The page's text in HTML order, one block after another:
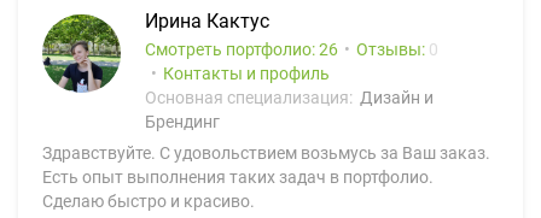
Ирина Кактус
Смотреть портфолио: 26 Отзывы: 0
Контакты и профиль
Основная специализация: Дизайн и
Брендинг
Здравствуйте. С удовольствием возьмусь за Ваш заказ.
Есть опыт выполнения таких задач в портфолио.
Сделаю быстро и красиво.